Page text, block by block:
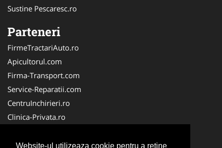
Website-ul utilizeaza cookie pentru a reţine
Sustine Pescaresc.ro
Parteneri
FirmeTractariAuto.ro
Apicultorul.com
Firma-Transport.com
Service-Reparatii.com
CentruInchirieri.ro
Clinica-Privata.ro
Servicii-DDD.com